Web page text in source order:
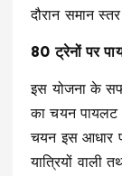
दौरान समान
80 ट्रेनों पर
इस योजना के
का चयन पायलट
चयन इस आधार
यात्रियों वाली